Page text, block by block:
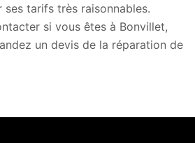
ses tarifs très raisonnables.
si vous êtes à Bonvillet,
un devis de la réparation de